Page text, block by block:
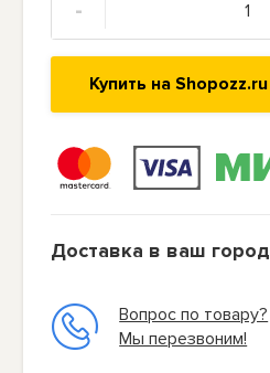
-
Купить на Shopozz.ru
Доставка в ваш город
Вопрос по товару?
Мы перезвоним!